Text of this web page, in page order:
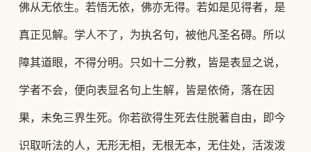
佛从无依生。若悟无依，佛亦无得。若如是见得者，是
真正见解。学人不了，为执名句，被他凡圣名碍。所以
障其道眼，不得分明。只如十二分教，皆是表显之说，
学者不会，便向表显名句上生解，皆是依倚，落在因
果，未免三界生死。你若欲得生死去住脱著自由，即今
识取听法的人，无形无相，无根无本，无住处，活泼泼